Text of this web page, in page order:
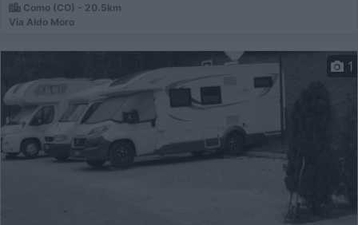
Como (CO) - 20.5km
Via Aldo Moro
1